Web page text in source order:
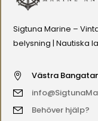
Sigtuna Marine –
belysning | Nautiska
Västra Bangatan
Behöver hjälp?